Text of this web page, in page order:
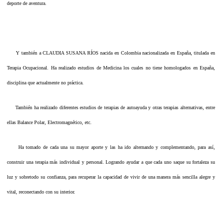
deporte de aventura.
Y también a CLAUDIA SUSANA RÍOS nacida en Colombia nacionalizada en España, titulada en
Terapia Ocupacional. Ha realizado estudios de Medicina los cuales no tiene homologados en España,
disciplina que actualmente no práctica.
También ha realizado diferentes estudios de terapias de autoayuda y otras terapias alternativas, entre
ellas Balance Polar, Electromagnético, etc.
Ha tomado de cada una su mayor aporte y las ha ido alternando y complementando, para así,
construir una terapia más individual y personal. Logrando ayudar a que cada uno saque su fortaleza su
luz y sobretodo su confianza, para recuperar la capacidad de vivir de una manera más sencilla alegre y
vital, reconectando con su interior.